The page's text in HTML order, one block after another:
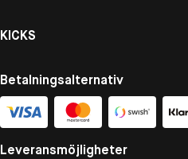
KICKS
Betalningsalternativ
Leveransmöjligheter